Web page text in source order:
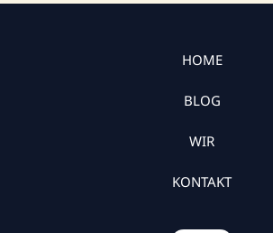
HOME
BLOG
WIR
KONTAKT